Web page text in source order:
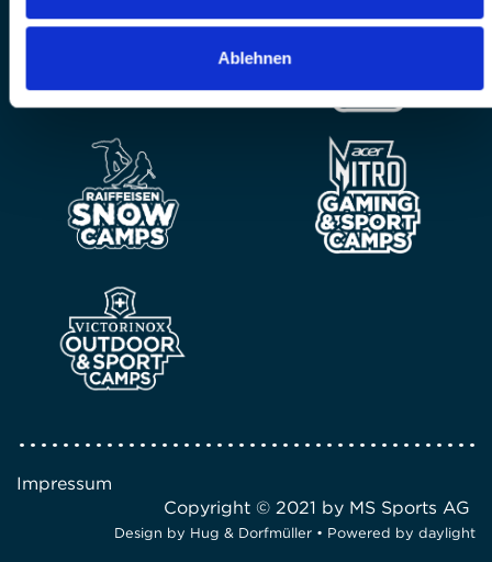
Ablehnen
Impressum
Copyright © 2021 by MS Sports AG
Design by Hug & Dorfmüller • Powered by daylight